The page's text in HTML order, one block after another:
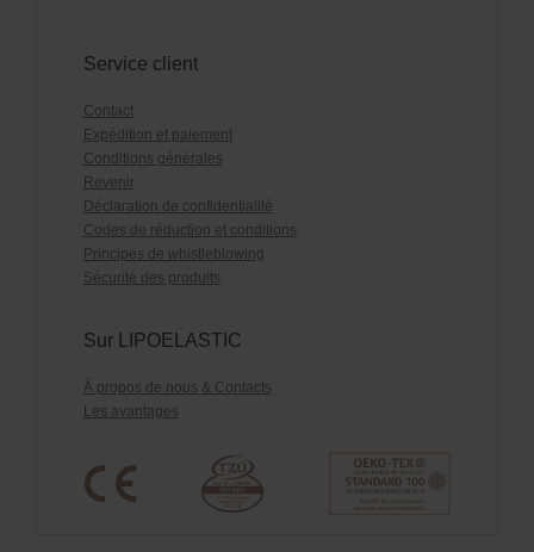
Service client
Contact
Expédition et paiement
Conditions générales
Revenir
Déclaration de confidentialité
Codes de réduction et conditions
Principes de whistleblowing
Sécurité des produits
Sur LIPOELASTIC
À propos de nous & Contacts
Les avantages